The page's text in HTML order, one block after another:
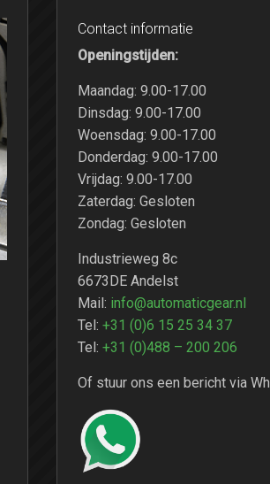
Contact informatie
Openingstijden:
Maandag: 9.00-
Dinsdag:
Woensdag:
Donderdag:
Vrijdag: 9.00-17.00
Zaterdag:
Zondag: Gesloten
Industrieweg 8c
6673DE Andelst
Mail: info@automaticgear.nl
Tel:+31 (0)6 15 25 34 37
Tel:+31 (0)488 – 200 206
Of stuur ons een bericht via